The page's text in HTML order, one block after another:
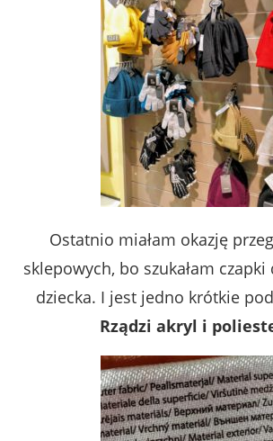
Ostatnio miałam okazję
sklepowych, bo szukałam
dziecka. I jest jedno krótkie
Rządzi akryl i